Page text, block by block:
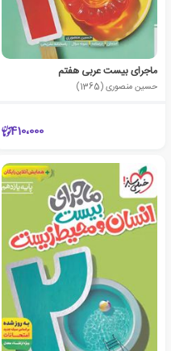
ماجرای بیست عربی هفتم
حسین منصوری (1365)
410،000